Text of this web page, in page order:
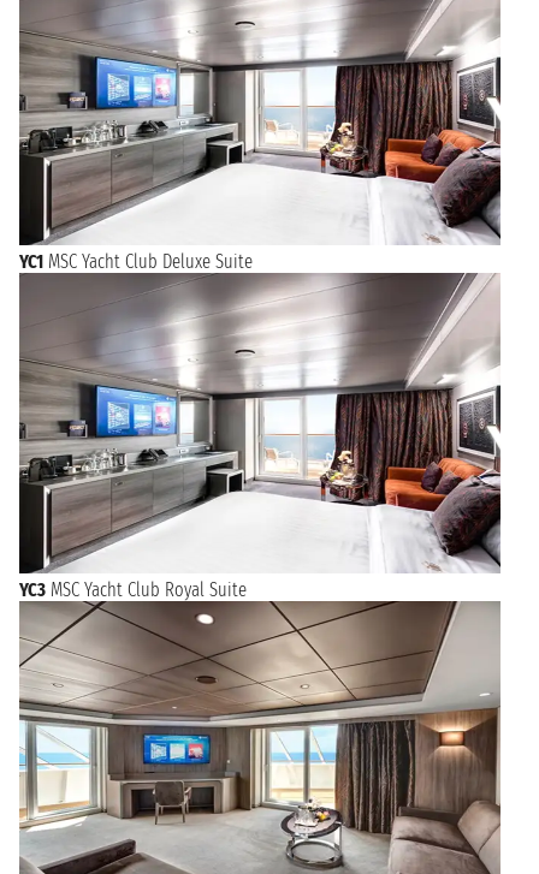
YC1 MSC Yacht Club Deluxe Suite
YC3 MSC Yacht Club Royal Suite